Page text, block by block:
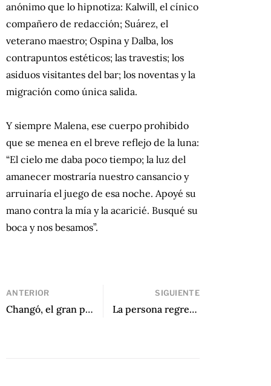
anónimo que lo hipnotiza: Kalwill, el cínico
compañero de redacción; Suárez, el
veterano maestro; Ospina y Dalba, los
contrapuntos estéticos; las travestis; los
asiduos visitantes del bar; los noventas y la
migración como única salida.
Y siempre Malena, ese cuerpo prohibido
que se menea en el breve reflejo de la luna:
“El cielo me daba poco tiempo; la luz del
amanecer mostraría nuestro cansancio y
arruinaría el juego de esa noche. Apoyé su
mano contra la mía y la acaricié. Busqué su
boca y nos besamos”.
ANTERIOR
Changó, el gran putas de Manuel Zapata Olivella
SIGUIENTE
La persona regresa, o novela de Luis Moreno Villamediana